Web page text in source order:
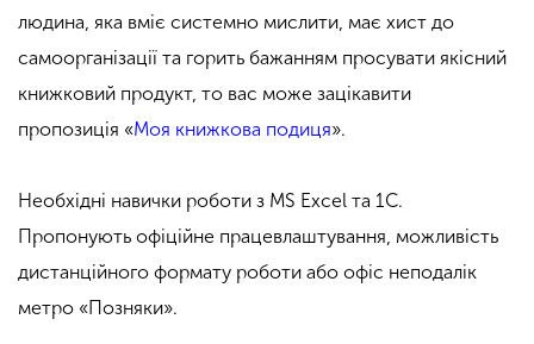
людина, яка вміє системно мислити, має хист до
самоорганізації та горить бажанням просувати якісний
книжковий продукт, то вас може зацікавити
пропозиція «Моя книжкова подиця».
Необхідні навички роботи з MS Excel та 1C.
Пропонують офіційне працевлаштування, можливість
дистанційного формату роботи або офіс неподалік
метро «Позняки».